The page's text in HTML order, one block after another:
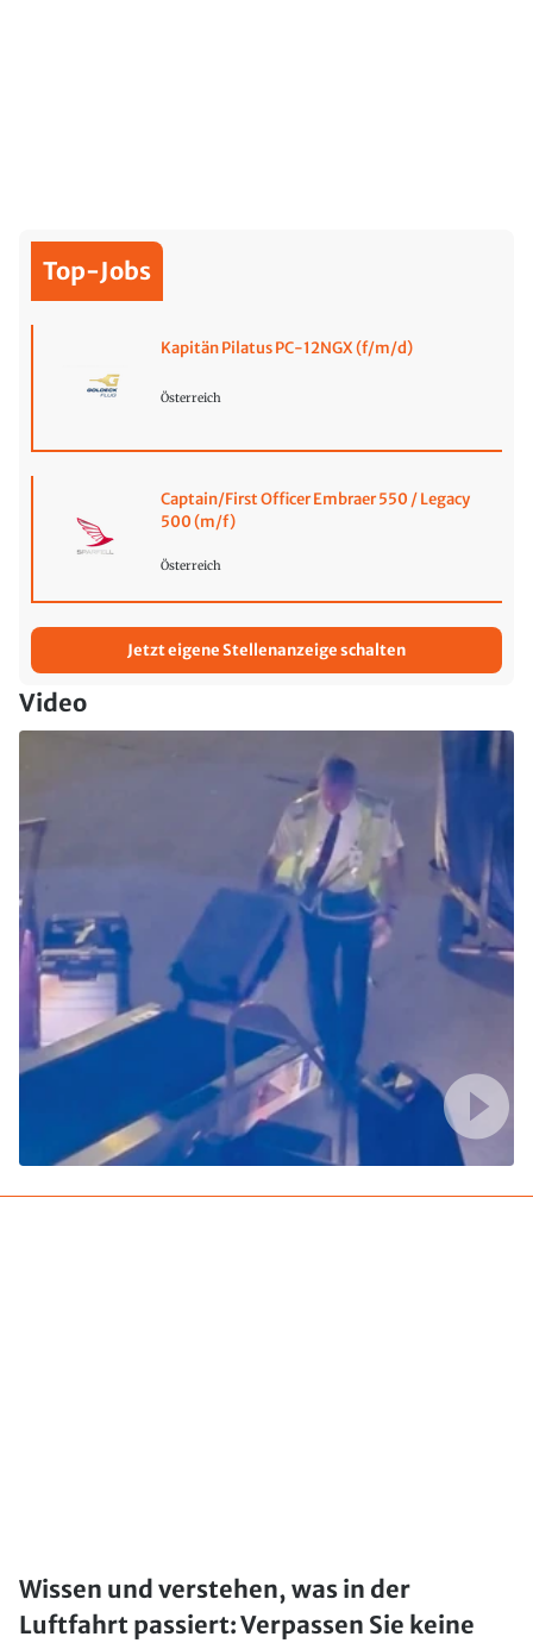
Top-Jobs
Kapitän Pilatus PC-12NGX (f/m/d)
Österreich
Captain/First Officer Embraer 550 / Legacy
500 (m/f)
Österreich
Jetzt eigene Stellenanzeige schalten
Video
Wissen und verstehen, was in der
Luftfahrt passiert: Verpassen Sie keine